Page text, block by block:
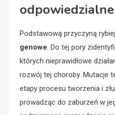
Podstawową przyczyną
genowe. Do tej pory
których nieprawidłowe
rozwój tej choroby. Mutacje
etapy procesu tworzenia i
prowadząc do zaburzeń w